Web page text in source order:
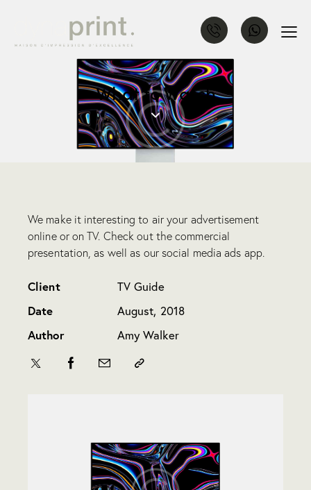
What to Watch
We make it interesting to air your advertisement
online or on TV. Check out the commercial
presentation, as well as our social media ads app.
Client
TV Guide
Date
August, 2018
Author
Amy Walker